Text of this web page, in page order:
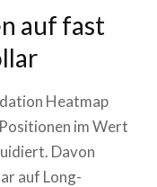
auf fast
Heatmap
im Wert
Davon
auf Long-